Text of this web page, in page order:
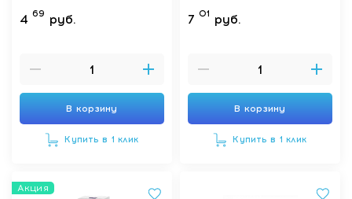
впитывающие прокладки
10 шт (stay softi)
4 69 руб.
В корзину
Купить в 1 клик
впитывающие прокладки
20 шт
7 01 руб.
В корзину
Купить в 1 клик
Акция